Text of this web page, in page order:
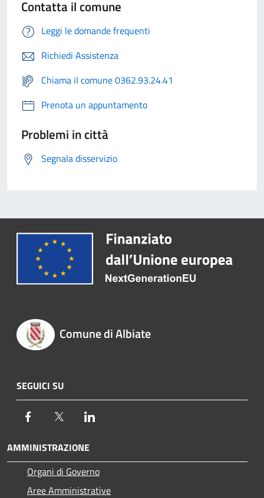
Contatta il comune
Leggi le domande frequenti
Richiedi Assistenza
Chiama il comune 0362.93.24.41
Prenota un appuntamento
Problemi in città
Segnala disservizio
Comune di Albiate
SEGUICI SU
Facebook Twitter
AMMINISTRAZIONE
Organi di Governo
Aree Amministrative